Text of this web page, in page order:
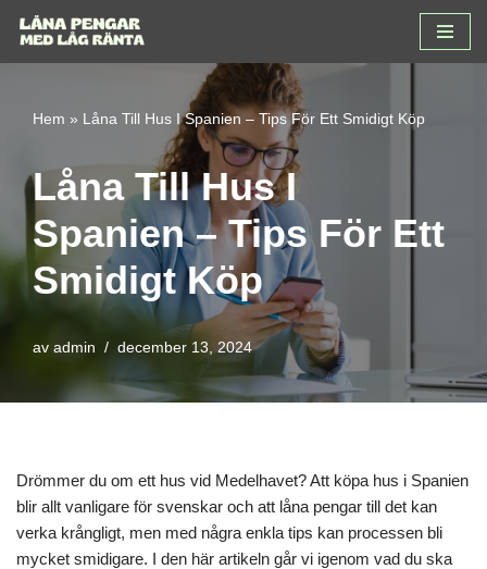
innehåll
Hem » Låna Till Hus I Spanien – Tips För Ett Smidigt Köp
Låna Till Hus I
Spanien – Tips För Ett
Smidigt Köp
av admin december 13, 2024
Drömmer du om ett hus vid Medelhavet? Att köpa hus i Spanien
blir allt vanligare för svenskar och att låna pengar till det kan
verka krångligt, men med några enkla tips kan processen bli
mycket smidigare. I den här artikeln går vi igenom vad du ska